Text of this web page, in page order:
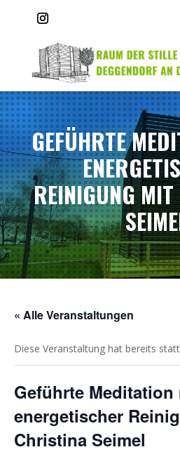
GEFÜHRTE
REINIGUNG
« Alle Veranstaltungen
Diese Veranstaltung hat bereits
Geführte Meditation
energetischer
Christina Seimel